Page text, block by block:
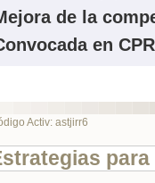
de la
en
Activ: astjirr6